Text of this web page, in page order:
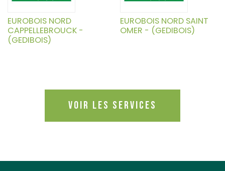
EUROBOIS NORD
CAPPELLEBROUCK -
(GEDIBOIS)
EUROBOIS NORD SAINT
OMER - (GEDIBOIS)
Voir les services